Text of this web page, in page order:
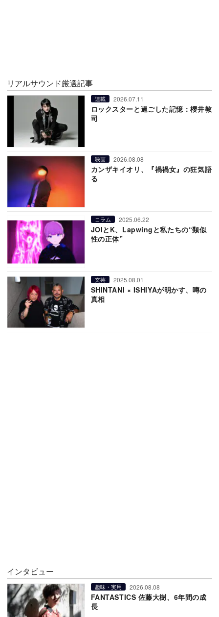
リアルサウンド厳選記事
連載 2026.07.11
ロックスターと過ごした記憶：櫻井敦
司
映画 2026.08.08
カンザキイオリ、『禍禍女』の狂気語
る
コラム 2025.06.22
JOIとK、Lapwingと私たちの“類似
性の正体”
文芸 2025.08.01
SHINTANI × ISHIYAが明かす、噂の
真相
インタビュー
趣味・実用 2026.08.08
FANTASTICS 佐藤大樹、6年間の成
長